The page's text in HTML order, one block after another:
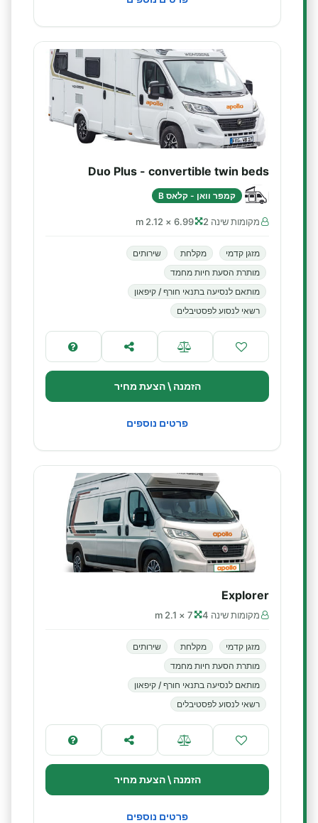
Duo Plus - convertible twin beds
קמפר וואן - קלאס B
מקומות שינה 2 6.99 × 2.12 m
מזגן קדמי מקלחת
שירותים
מותרת הסעת חיות מחמד
מותאם לנסיעה בתנאי חורף / קיפאון
רשאי לנסוע לפסטיבלים
הזמנה \ הצעת מחיר
פרטים נוספים
Explorer
מקומות שינה 4 7 × 2.1 m
מזגן קדמי מקלחת
שירותים
מותרת הסעת חיות מחמד
מותאם לנסיעה בתנאי חורף / קיפאון
רשאי לנסוע לפסטיבלים
הזמנה \ הצעת מחיר
פרטים נוספים